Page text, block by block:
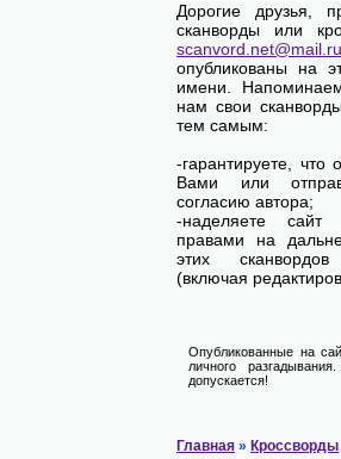
Дорогие друзья,
сканворды или
scanvord.net@mail.ru
опубликованы на
имени.
нам свои
тем самым:
-гарантируете, что
Вами или
согласию автора;
-наделяете
правами на
этих
(включая
Опубликованные на
личного
допускается!
Главная » Кроссворды